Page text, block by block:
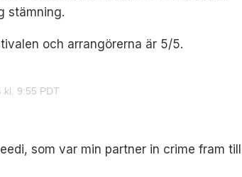
stämning.
och arrangörerna är 5/5.
kl. 9:55 PDT
som var min partner in crime fram till